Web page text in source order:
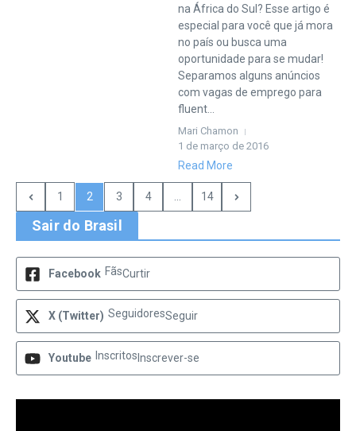
na África do Sul? Esse artigo é
especial para você que já mora
no país ou busca uma
oportunidade para se mudar!
Separamos alguns anúncios
com vagas de emprego para
fluent...
Mari Chamon
1 de março de 2016
Read More
1 2 3 4 14
Sair do Brasil
Facebook FãsCurtir
X (Twitter) SeguidoresSeguir
Youtube Inscritos Inscrever-se